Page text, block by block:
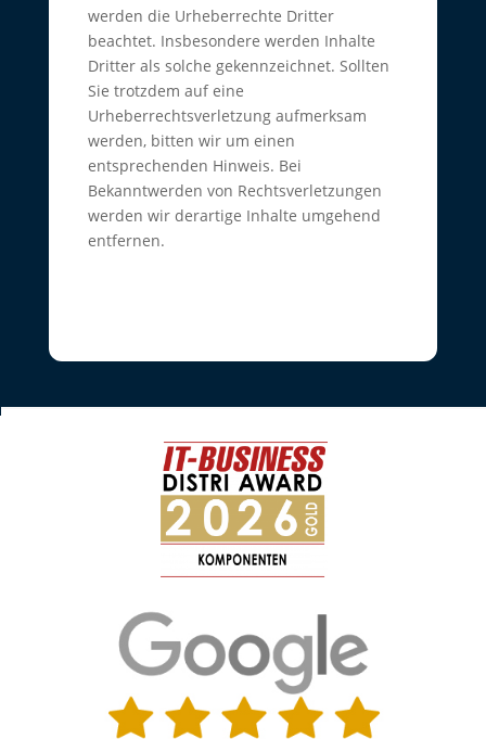
werden die Urheberrechte Dritter
beachtet. Insbesondere werden Inhalte
Dritter als solche gekennzeichnet. Sollten
Sie trotzdem auf eine
Urheberrechtsverletzung aufmerksam
werden, bitten wir um einen
entsprechenden Hinweis. Bei
Bekanntwerden von Rechtsverletzungen
werden wir derartige Inhalte umgehend
entfernen.